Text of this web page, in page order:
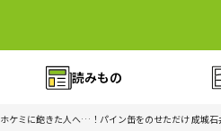
読みもの
ホケミに飽きた人へ…！パイン缶をのせただけ 成城